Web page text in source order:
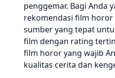
penggemar. Bagi Anda
rekomendasi film
sumber yang tepat
film dengan rating
film horor yang wajib
kualitas cerita dan